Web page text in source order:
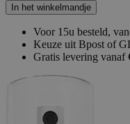
In het winkelmandje
Voor 15u besteld,
Keuze uit Bpost of
Gratis levering vanaf